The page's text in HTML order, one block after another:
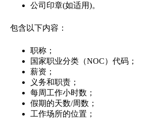
公司印章(如适用)。
包含以下内容：
职称；
国家职业分类（NOC）代码；
薪资；
义务和职责；
每周工作小时数；
假期的天数/周数；
工作场所的位置；